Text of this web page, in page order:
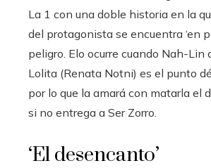
La 1 con una doble historia en la
del protagonista se encuentra ‘en
peligro. Elo ocurre cuando Nah-Lin
Lolita (Renata Notni) es el punto
por lo que la amará con matarla el
si no entrega a Ser Zorro.
‘El desencanto’